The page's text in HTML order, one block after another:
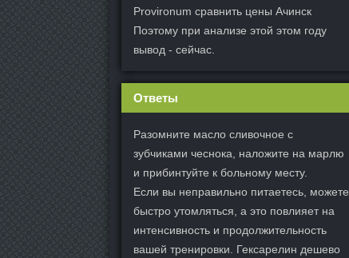
Provironum сравнить цены Ачинск
Поэтому при анализе этой этом году
вывод - сейчас.
Ответы
Разомните масло сливочное с
зубчиками чеснока, наложите на марлю
и прибинтуйте к больному месту.
Если вы неправильно питаетесь, можете
быстро утомляться, а это повлияет на
интенсивность и продолжительность
вашей тренировки. Гексарелин дешево